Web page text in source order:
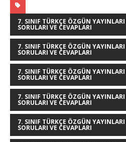
g
g
e
r
te
r
e
st
c
e
b
o
o
k
it
te
r
k
e
dI
n
7. SINIF TÜRKÇE ÖZGÜN
SORULARI VE CEVAPLARI
7. SINIF TÜRKÇE ÖZGÜN
SORULARI VE CEVAPLARI
7. SINIF TÜRKÇE ÖZGÜN
SORULARI VE CEVAPLARI
7. SINIF TÜRKÇE ÖZGÜN
SORULARI VE CEVAPLARI
7. SINIF TÜRKÇE ÖZGÜN
SORULARI VE CEVAPLARI